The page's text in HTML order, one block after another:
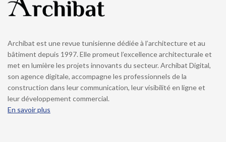
Archibat est une revue tunisienne dédiée à l’architecture et au
bâtiment depuis 1997. Elle promeut l’excellence architecturale et
met en lumière les projets innovants du secteur. Archibat Digital,
son agence digitale, accompagne les professionnels de la
construction dans leur communication, leur visibilité en ligne et
leur développement commercial.
En savoir plus